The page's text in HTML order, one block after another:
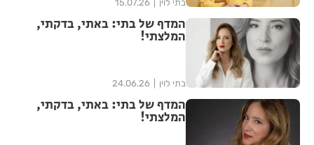
בתי לוין 15.07.26
המדף של בתי: באתי, בדקתי,
המלצתי!
בתי לוין 24.06.26
המדף של בתי: באתי, בדקתי,
המלצתי!